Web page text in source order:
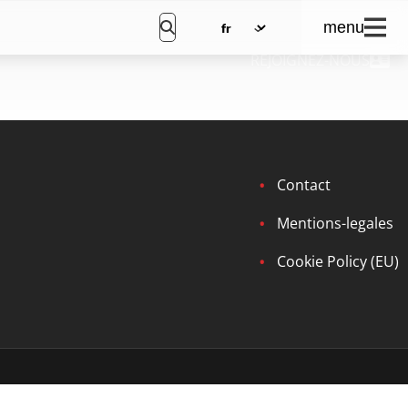
menu
REJOIGNEZ-NOUS
Contact
Mentions-legales
Cookie Policy (EU)